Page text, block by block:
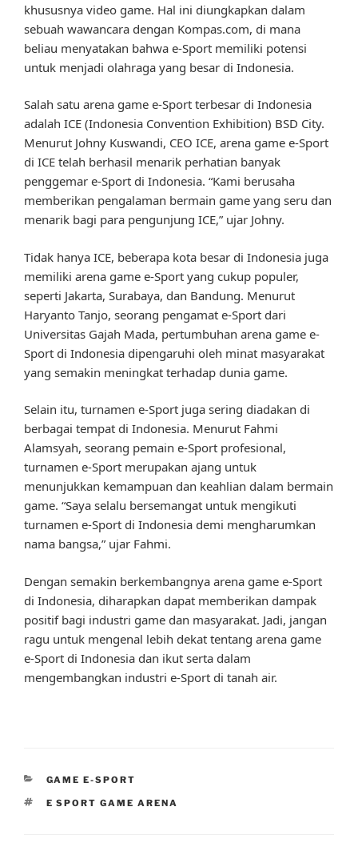
khususnya video game. Hal ini diungkapkan dalam
sebuah wawancara dengan Kompas.com, di mana
beliau menyatakan bahwa e-Sport memiliki potensi
untuk menjadi olahraga yang besar di Indonesia.
Salah satu arena game e-Sport terbesar di Indonesia
adalah ICE (Indonesia Convention Exhibition) BSD City.
Menurut Johny Kuswandi, CEO ICE, arena game e-Sport
di ICE telah berhasil menarik perhatian banyak
penggemar e-Sport di Indonesia. “Kami berusaha
memberikan pengalaman bermain game yang seru dan
menarik bagi para pengunjung ICE,” ujar Johny.
Tidak hanya ICE, beberapa kota besar di Indonesia juga
memiliki arena game e-Sport yang cukup populer,
seperti Jakarta, Surabaya, dan Bandung. Menurut
Haryanto Tanjo, seorang pengamat e-Sport dari
Universitas Gajah Mada, pertumbuhan arena game e-
Sport di Indonesia dipengaruhi oleh minat masyarakat
yang semakin meningkat terhadap dunia game.
Selain itu, turnamen e-Sport juga sering diadakan di
berbagai tempat di Indonesia. Menurut Fahmi
Alamsyah, seorang pemain e-Sport profesional,
turnamen e-Sport merupakan ajang untuk
menunjukkan kemampuan dan keahlian dalam bermain
game. “Saya selalu bersemangat untuk mengikuti
turnamen e-Sport di Indonesia demi mengharumkan
nama bangsa,” ujar Fahmi.
Dengan semakin berkembangnya arena game e-Sport
di Indonesia, diharapkan dapat memberikan dampak
positif bagi industri game dan masyarakat. Jadi, jangan
ragu untuk mengenal lebih dekat tentang arena game
e-Sport di Indonesia dan ikut serta dalam
mengembangkan industri e-Sport di tanah air.
CATEGORIES
GAME E-SPORT
TAGS
E SPORT GAME ARENA